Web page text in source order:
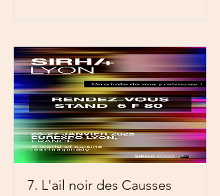
7. L'ail noir des Causses